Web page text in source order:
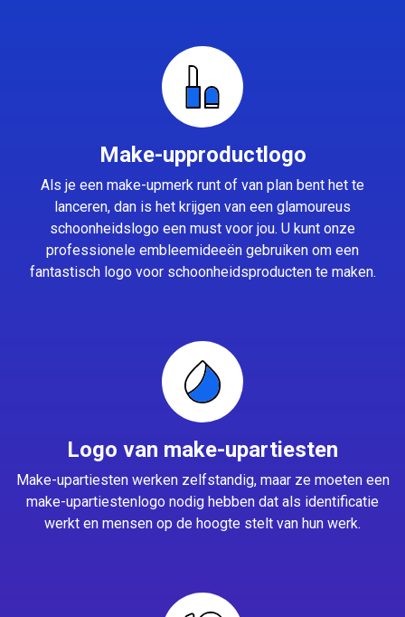
Make-upproductlogo
Als je een make-upmerk runt of van plan bent het te
lanceren, dan is het krijgen van een glamoureus
schoonheidslogo een must voor jou. U kunt onze
professionele embleemideeën gebruiken om een
fantastisch logo voor schoonheidsproducten te maken.
Logo van make-upartiesten
Make-upartiesten werken zelfstandig, maar ze moeten een
make-upartiestenlogo nodig hebben dat als identificatie
werkt en mensen op de hoogte stelt van hun werk.